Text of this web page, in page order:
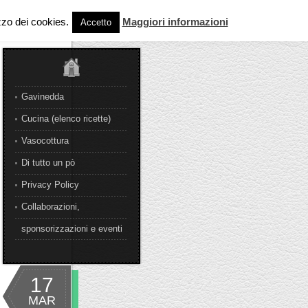
Gavinedda
Cucina (elenco ricette)
Vasocottura
Di tutto un pò
Privacy Policy
Collaborazioni,
sponsorizzazioni e eventi
17
MAR
dei cookies. Accetto Maggiori informazioni